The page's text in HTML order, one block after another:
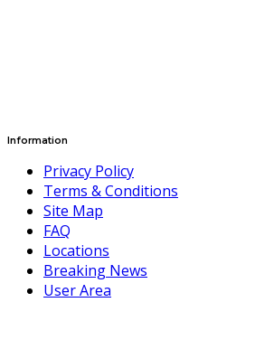
Information
Privacy Policy
Terms & Conditions
Site Map
FAQ
Locations
Breaking News
User Area